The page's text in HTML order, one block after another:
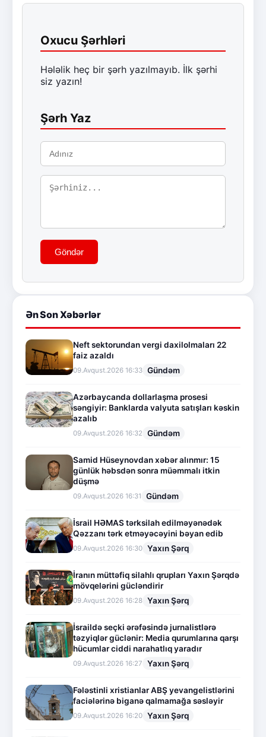
Oxucu Şərhləri
Hələlik heç bir şərh yazılmayıb. İlk şərhi
siz yazın!
Şərh Yaz
Göndər
Ən Son Xəbərlər
Neft sektorundan vergi daxilolmaları 22
faiz azaldı
09.Avqust.2026 16:33 Gündəm
Azərbaycanda dollarlaşma prosesi
səngiyir: Banklarda valyuta satışları kəskin
azalıb
09.Avqust.2026 16:32 Gündəm
Samid Hüseynovdan xəbər alınmır: 15
günlük həbsdən sonra müəmmalı itkin
düşmə
09.Avqust.2026 16:31 Gündəm
İsrail HƏMAS tərksilah edilməyənədək
Qəzzanı tərk etməyəcəyini bəyan edib
09.Avqust.2026 16:30 Yaxın Şərq
İranın müttəfiq silahlı qrupları Yaxın Şərqdə
mövqelərini gücləndirir
09.Avqust.2026 16:28 Yaxın Şərq
İsraildə seçki ərəfəsində jurnalistlərə
təzyiqlər güclənir: Media qurumlarına qarşı
hücumlar ciddi narahatlıq yaradır
09.Avqust.2026 16:27 Yaxın Şərq
Fələstinli xristianlar ABŞ yevangelistlərini
faciələrinə biganə qalmamağa səsləyir
09.Avqust.2026 16:20 Yaxın Şərq